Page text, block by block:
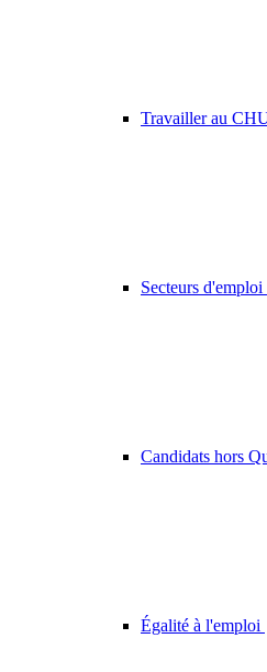
Travailler au
Secteurs d'emploi
Candidats hors
Égalité à l'emploi